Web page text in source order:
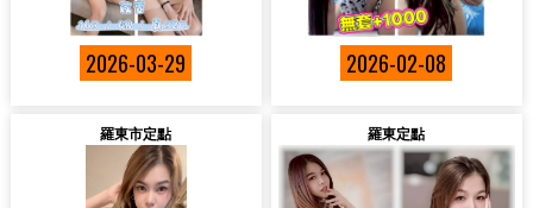
2026-03-29 2026-02-08
羅東市定點 羅東定點